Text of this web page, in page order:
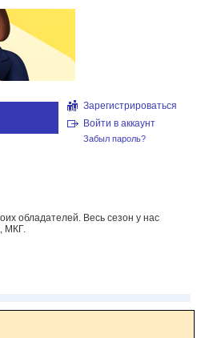
Зарегистрироваться
Войти в аккаунт
Забыл пароль?
обладателей. Весь сезон у нас
МКГ.